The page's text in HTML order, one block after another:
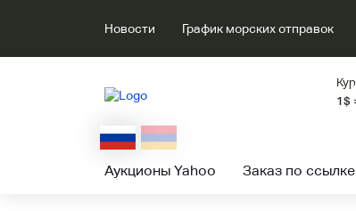
Новости График морских отправок
1$
Аукционы Yahoo Заказ по ссылке